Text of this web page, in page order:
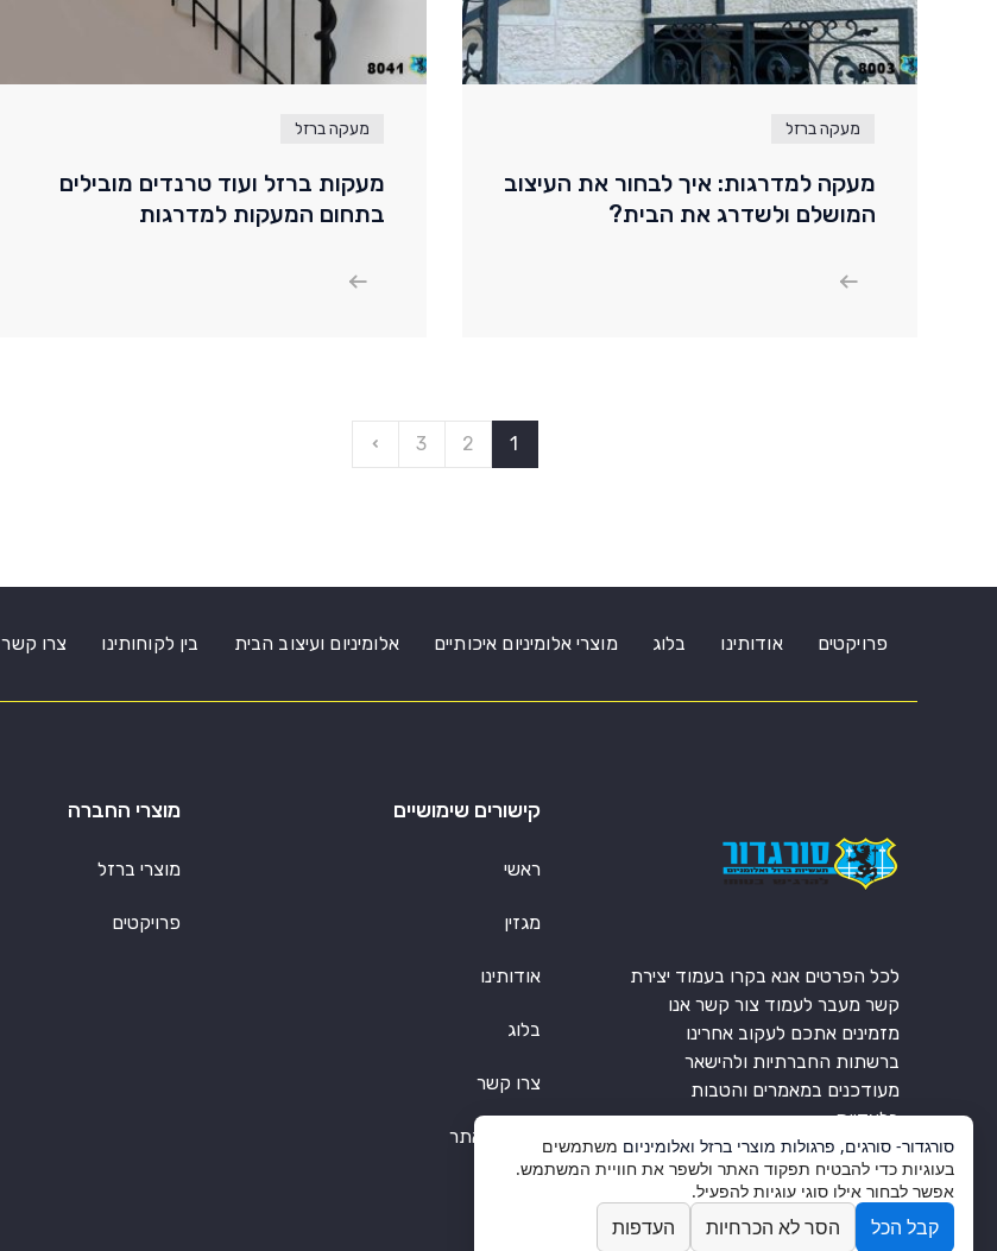
מעקה ברזל
מעקה למדרגות: איך לבחור את העיצוב
המושלם ולשדרג את הבית?
מעקה ברזל
מעקות ברזל ועוד טרנדים מובילים
בתחום המעקות למדרגות
1
2
3
פרויקטים אודותינו בלוג מוצרי אלומיניום איכותיים אלומיניום ועיצוב הבית בין לקוחותינו צרו קשר
לכל הפרטים אנא בקרו בעמוד יצירת
קשר מעבר לעמוד צור קשר אנו
מזמינים אתכם לעקוב אחרינו
ברשתות החברתיות ולהישאר
מעודכנים במאמרים והטבות
בלעדיות.
קישורים שימושיים
ראשי
מגזין
אודותינו
בלוג
צרו קשר
תקנון האתר
מוצרי החברה
מוצרי ברזל
פרויקטים
סורגדור- סורגים, פרגולות מוצרי ברזל ואלומיניום משתמשים
בעוגיות כדי להבטיח תפקוד האתר ולשפר את חוויית המשתמש.
אפשר לבחור אילו סוגי עוגיות להפעיל.
קבל הכל הסר לא הכרחיות העדפות